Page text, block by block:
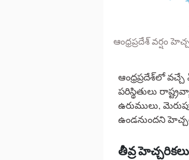
ఆంధ్రప్రదేశ్ వర్షం
ఆంధ్రప్రదేశ్‌లో
పరిస్థితులు
ఉరుములు,
ఉండనుందని
తీవ్ర